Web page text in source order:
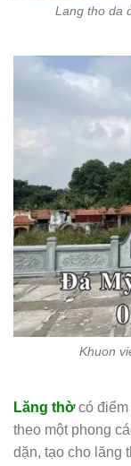
Lang tho da
Khuon
Lăng thờcó điểm
theo một phong
dặn, tạo cho lăng